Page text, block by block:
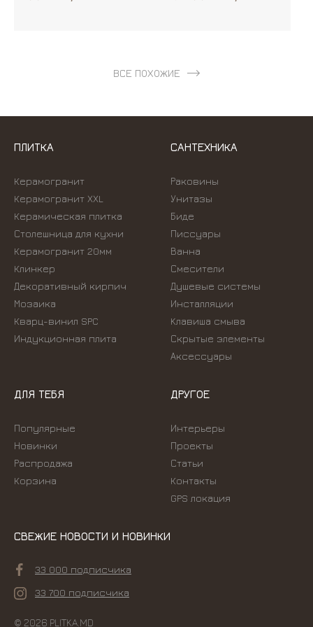
ВСЕ ПОХОЖИЕ
ПЛИТКА
Керамогранит
Керамогранит XXL
Керамическая плитка
Столешница для кухни
Керамогранит 20мм
Клинкер
Декоративный кирпич
Мозаика
Кварц-винил SPC
Индукционная плита
САНТЕХНИКА
Раковины
Унитазы
Биде
Писсуары
Ванна
Смесители
Душевые системы
Инсталляции
Kлавиша смыва
Скрытые элементы
Аксессуары
ДЛЯ ТЕБЯ
Популярные
Новинки
Распродажа
Корзина
ДРУГОЕ
Интерьеры
Проекты
Статьи
Контакты
GPS локация
СВЕЖИЕ НОВОСТИ И НОВИНКИ
33 000 подписчика
33 700 подписчика
© 2026 PLITKA.MD